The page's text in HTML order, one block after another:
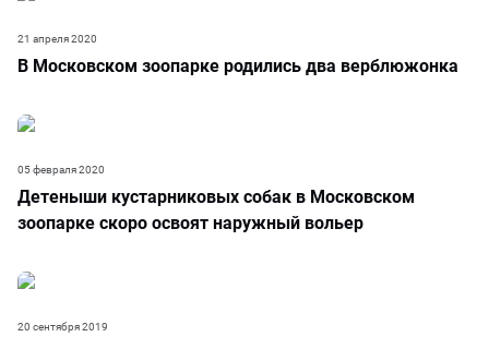
В Московском зоопарке родились два верблюжонка
21 апреля 2020
Детеныши кустарниковых собак в Московском
зоопарке скоро освоят наружный вольер
05 февраля 2020
20 сентября 2019